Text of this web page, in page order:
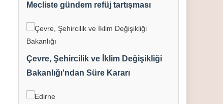
Mecliste gündem refüj tartışması
Çevre, Şehircilik ve İklim Değişikliği
Bakanlığı'ndan Süre Kararı